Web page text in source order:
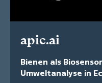
apic.ai
Bienen als
Umweltanalyse in